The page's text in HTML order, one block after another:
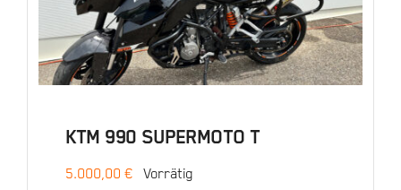
KTM 990 SUPERMOTO T
5.000,00 € Vorrätig